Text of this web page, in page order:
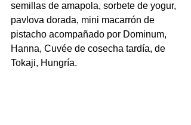
semillas de amapola, sorbete de yogur,
pavlova dorada, mini macarrón de
pistacho acompañado por Dominum,
Hanna, Cuvée de cosecha tardía, de
Tokaji, Hungría.